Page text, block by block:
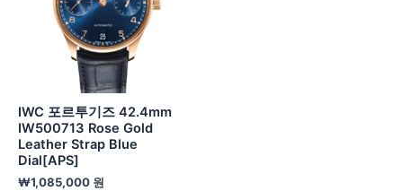
IWC 포르투기즈 42.4mm
IW500713 Rose Gold
Leather Strap Blue
Dial[APS]
₩1,085,000 원